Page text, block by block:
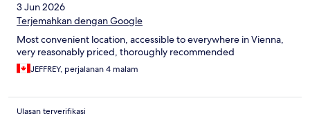
3 Jun 2026
Terjemahkan dengan Google
Most convenient location, accessible to everywhere in Vienna,
very reasonably priced, thoroughly recommended
JEFFREY, perjalanan 4 malam
Ulasan terverifikasi